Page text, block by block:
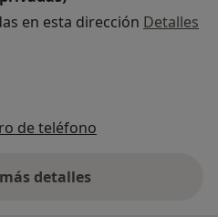
en esta dirección Detalles
de teléfono
detalles
sobre la dirección